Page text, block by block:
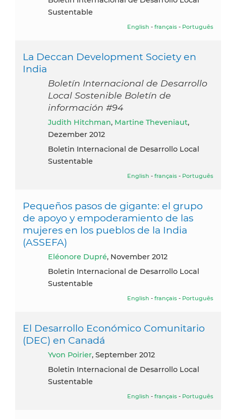
Sustentable
English - français - Português
La Deccan Development Society en
India
Boletín Internacional de Desarrollo
Local Sostenible Boletín de
información #94
Judith Hitchman, Martine Theveniaut,
Dezember 2012
Boletin Internacional de Desarrollo Local
Sustentable
English - français - Português
Pequeños pasos de gigante: el grupo
de apoyo y empoderamiento de las
mujeres en los pueblos de la India
(ASSEFA)
Eléonore Dupré, November 2012
Boletin Internacional de Desarrollo Local
Sustentable
English - français - Português
El Desarrollo Económico Comunitario
(DEC) en Canadá
Yvon Poirier, September 2012
Boletin Internacional de Desarrollo Local
Sustentable
English - français - Português